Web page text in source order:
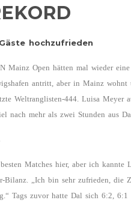
hochzufrieden
Mainz Open hätten mal wieder
antritt, aber in Mainz wohnt
Weltranglisten-444. Luisa Meyer
nach mehr als zwei Stunden aus
Matches hier, aber ich kannte
„Ich bin sehr zufrieden, die
Tags zuvor hatte Dal sich 6:2,